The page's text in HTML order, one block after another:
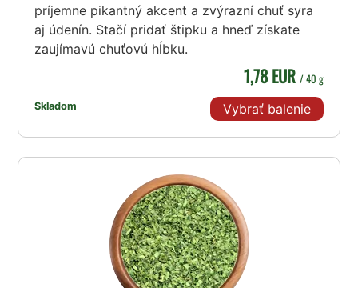
príjemne pikantný akcent a zvýrazní chuť syra
aj údenín. Stačí pridať štipku a hneď získate
zaujímavú chuťovú hĺbku.
Skladom
1,78 EUR / 40 g
Vybrať balenie